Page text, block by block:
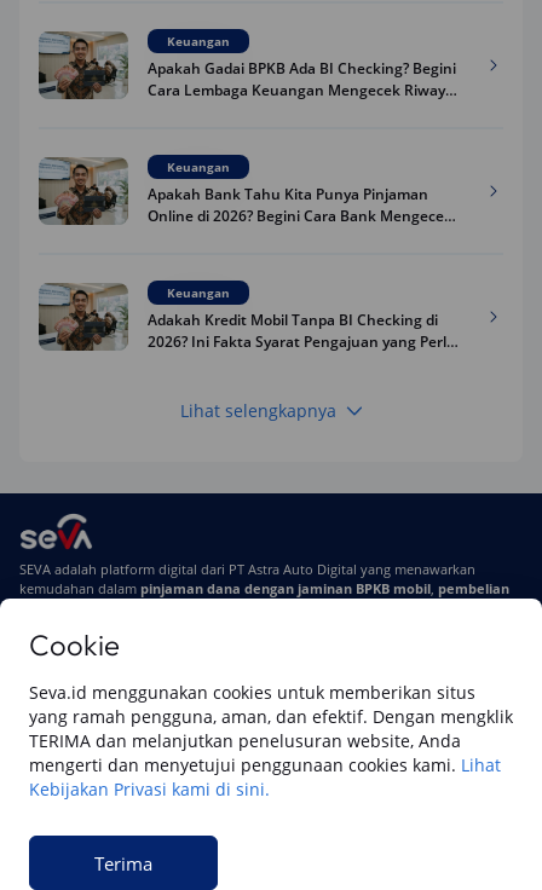
Cookie
Seva.id menggunakan cookies untuk memberikan situs
yang ramah pengguna, aman, dan efektif. Dengan mengklik
TERIMA dan melanjutkan penelusuran website, Anda
mengerti dan menyetujui penggunaan cookies kami. Lihat
Kebijakan Privasi kami di sini.
Terima
Keuangan
Apakah Gadai BPKB Ada BI Checking? Begini
Cara Lembaga Keuangan Mengecek Riwayat
Keuangan
Apakah Bank Tahu Kita Punya Pinjaman
Online di 2026? Begini Cara Bank Mengecek
Keuangan
Adakah Kredit Mobil Tanpa BI Checking di
2026? Ini Fakta Syarat Pengajuan yang Perlu
Keuangan
Terpercaya
Telat Bayar Pinjol 2 Hari, Apakah Langsung
Masuk BI Checking? Simak Peraturan
Lihat selengkapnya
SEVA adalah platform digital dari PT Astra Auto Digital yang menawarkan
kemudahan dalam pinjaman dana dengan jaminan BPKB mobil, pembelian
Di SEVA, BPKB mobilmu #BisaJadiDuit
Tentang SEVASyarat & Ketentuan
Pemberitahuan Privasi
© 2023 Copyright SEVA